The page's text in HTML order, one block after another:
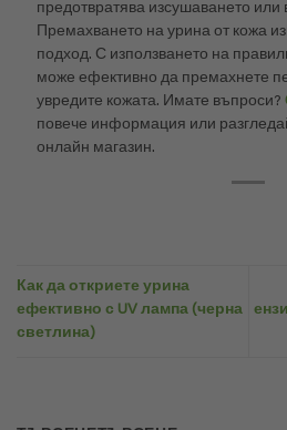
предотвратява изсушаването или
Премахването на урина от кожа
подход. С използването на
може ефективно да премахнете
увредите кожата. Имате въпроси?
повече информация или
онлайн магазин.
Как да откриете урина
ефективно с UV лампа (черна
светлина)